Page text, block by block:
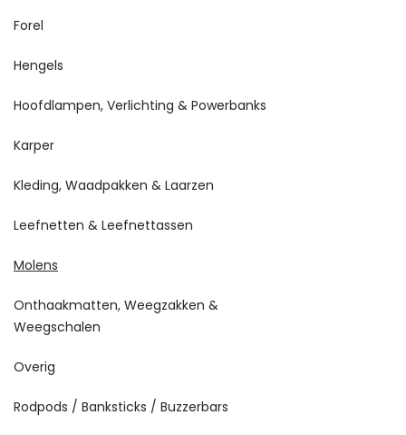
Forel
Hengels
Hoofdlampen, Verlichting & Powerbanks
Karper
Kleding, Waadpakken & Laarzen
Leefnetten & Leefnettassen
Molens
Onthaakmatten, Weegzakken &
Weegschalen
Overig
Rodpods / Banksticks / Buzzerbars